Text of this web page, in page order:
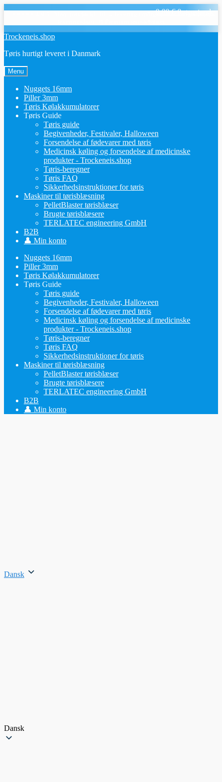
Spring
navigation
Spring
indhold
Trockeneis.shop
Tøris hurtigt leveret i Danmark
Menu
Nuggets 16mm
Piller 3mm
Tøris Kølakkumulatorer
Tøris Guide
Tøris guide
Begivenheder, Festivaler, Halloween
Forsendelse af fødevarer med tøris
Medicinsk køling og forsendelse af medicinske
produkter - Trockeneis.shop
Tøris-beregner
Tøris FAQ
Sikkerhedsinstruktioner for tøris
Maskiner til tørisblæsning
PelletBlaster tørisblæser
Brugte tørisblæsere
TERLATEC engineering GmbH
B2B
👤 Min konto
Nuggets 16mm
Piller 3mm
Tøris Kølakkumulatorer
Tøris Guide
Tøris guide
Begivenheder, Festivaler, Halloween
Forsendelse af fødevarer med tøris
Medicinsk køling og forsendelse af medicinske
produkter - Trockeneis.shop
Tøris-beregner
Tøris FAQ
Sikkerhedsinstruktioner for tøris
Maskiner til tørisblæsning
PelletBlaster tørisblæser
Brugte tørisblæsere
TERLATEC engineering GmbH
B2B
👤 Min konto
0,00€ 0 genstande
Dansk
Dansk